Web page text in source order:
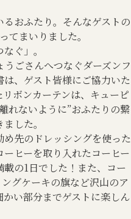
おふたり。そんなゲストの
てまいりました。
ぐ」。
ごさんへつなぐダーズンフ
、ゲスト皆様にご協力いた
ボンカーテンは、キューピ
れないように”おふたりの繋
した。
先のドレッシングを使った
ヒーを取り入れたコーヒー
の1日でした！また、コー
グケーキの旗など沢山のア
い部分までゲストに楽しん